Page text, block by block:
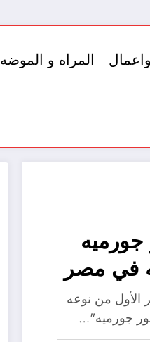
المراه و الموضه
جورميه
في مصر
الأول من نوعه
جورميه"…